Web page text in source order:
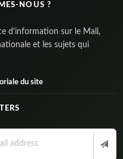
NOUS ?
d'information sur le Mali,
et les sujets qui
du site